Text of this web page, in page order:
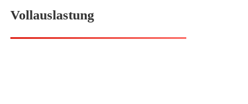
Vollauslastung